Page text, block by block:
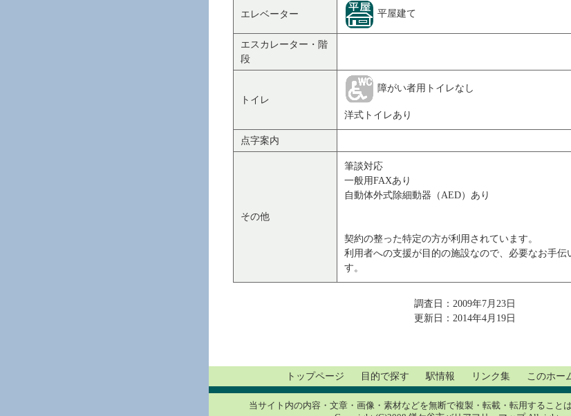
エレベーター 平屋建て
エスカレーター・階
段
トイレ
障がい者用トイレなし
洋式トイレあり
点字案内
その他
筆談対応
一般用FAXあり
自動体外式除細動器（AED）あり
契約の整った特定の方が利用されています。
利用者への支援が目的の施設なので、必要なお手伝
す。
調査日：2009年7月23日
更新日：2014年4月19日
トップページ 目的で探す 駅情報 リンク集 このホー
当サイト内の内容・文章・画像・素材などを無断で複製・転載・転用すること